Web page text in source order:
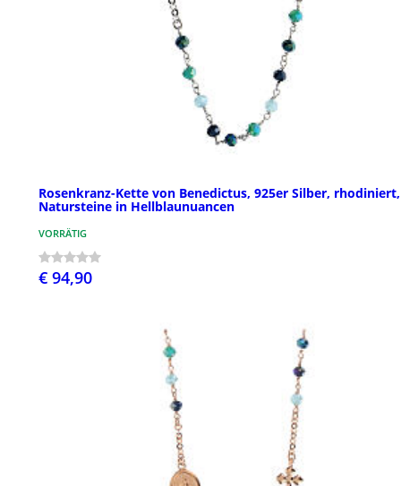
Rosenkranz-Kette von Benedictus, 925er Silber, rhodiniert,
Natursteine in Hellblaunuancen
VORRÄTIG
€ 94,90